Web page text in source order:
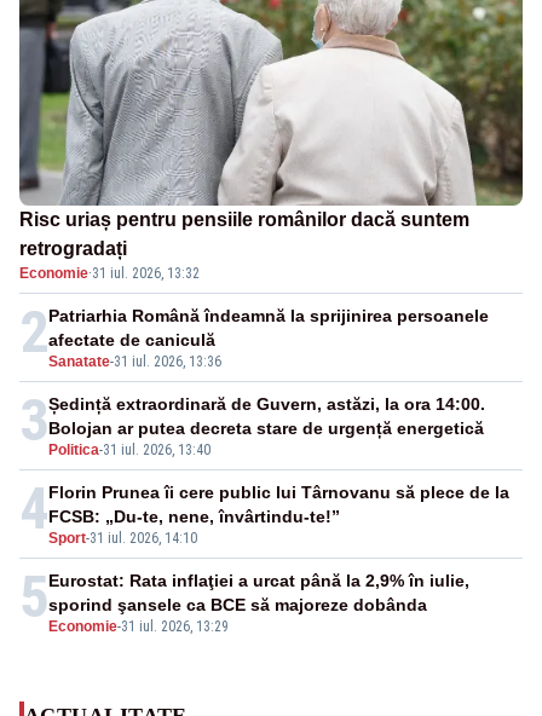
Risc uriaș pentru pensiile românilor dacă suntem
retrogradați
Economie·31 iul. 2026, 13:32
2Sanatate-31 iul. 2026, 13:36
Patriarhia Română îndeamnă la sprijinirea persoanele
afectate de caniculă
3 Politica-31 iul. 2026, 13:40
Ședință extraordinară de Guvern, astăzi, la ora 14:00.
Bolojan ar putea decreta stare de urgență energetică
4Sport-31 iul. 2026, 14:10
Florin Prunea îi cere public lui Târnovanu să plece de la
FCSB: „Du-te, nene, învârtindu-te!”
5 Economie-31 iul. 2026, 13:29
Eurostat: Rata inflaţiei a urcat până la 2,9% în iulie,
sporind şansele ca BCE să majoreze dobânda